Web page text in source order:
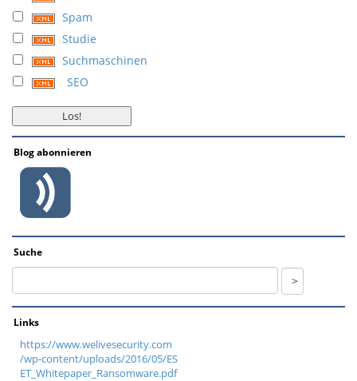
Spam
Studie
Suchmaschinen
SEO
Blog abonnieren
Suche
Links
https://www.welivesecurity.com
/wp-content/uploads/2016/05/ES
ET_Whitepaper_Ransomware.pdf